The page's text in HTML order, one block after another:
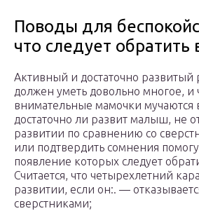
Поводы для
что следует обратить
Активный и достаточно развитый
должен уметь довольно многое, и
внимательные мамочки мучаются
достаточно ли развит малыш, не
развитии по сравнению со
или подтвердить сомнения
появление которых следует
Считается, что четырехлетний
развитии, если он:. —
сверстниками;